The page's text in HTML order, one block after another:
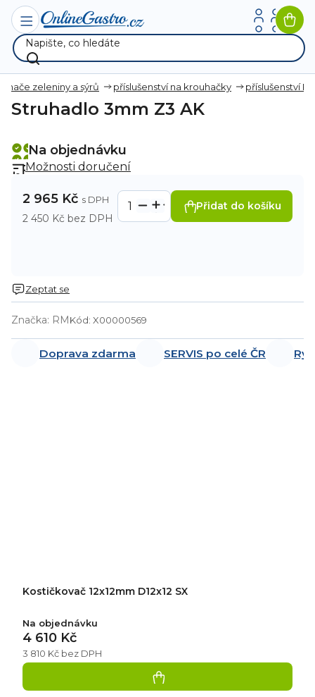
Přejít
obsah
zeleniny a sýrů příslušenství na krouhačky příslušenství
Struhadlo 3mm Z3 AK
Značka: RMKód: X00000569
Na objednávku
Možnosti doručení
2 965 Kč
2 450 Kč bez DPH
Přidat do košíku
Zeptat se
Doprava zdarma SERVIS po celé ČR
Kostičkovač 12x12mm D12x12 SX
Na objednávku
3 810 Kč bez DPH
4 610 Kč